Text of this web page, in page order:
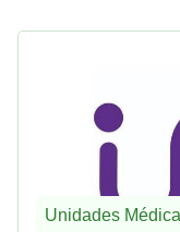
Unidades